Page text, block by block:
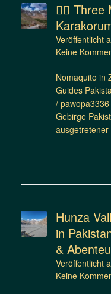
🚴‍♂️
Veröffentlicht
Keine
Nomaquito in
Guides
/
Gebirge
Hunza
in
&
Veröffentlicht
Keine